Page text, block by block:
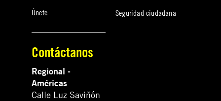
Únete
Seguridad ciudadana
Contáctanos
Regional -
Américas
Calle Luz Saviñón